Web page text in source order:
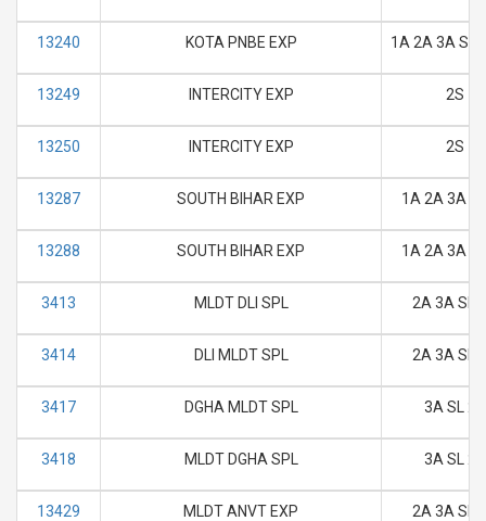
13240 KOTA PNBE EXP 1A 2A 3A SL
13249 INTERCITY EXP 2S
13250 INTERCITY EXP 2S
13287 SOUTH BIHAR EXP 1A 2A 3A
13288 SOUTH BIHAR EXP 1A 2A 3A
3413 MLDT DLI SPL 2A 3A SL
3414 DLI MLDT SPL 2A 3A SL
3417 DGHA MLDT SPL 3A SL 2S
3418 MLDT DGHA SPL 3A SL 2S
13429 MLDT ANVT EXP 2A 3A SL